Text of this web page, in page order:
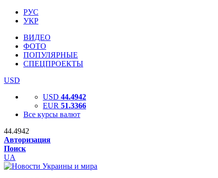
РУС
УКР
ВИДЕО
ФОТО
ПОПУЛЯРНЫЕ
СПЕЦПРОЕКТЫ
USD
USD 44.4942
EUR 51.3366
Все курсы валют
44.4942
Авторизация
Поиск
UA